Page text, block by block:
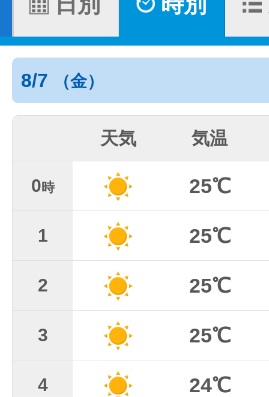
8/7 （金）
天気 気温
0時 25℃
1 25℃
2 25℃
3 25℃
4 24℃